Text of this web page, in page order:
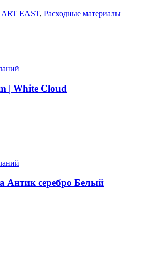
ART EAST, Расходные материалы
| White Cloud
Антик серебро Белый